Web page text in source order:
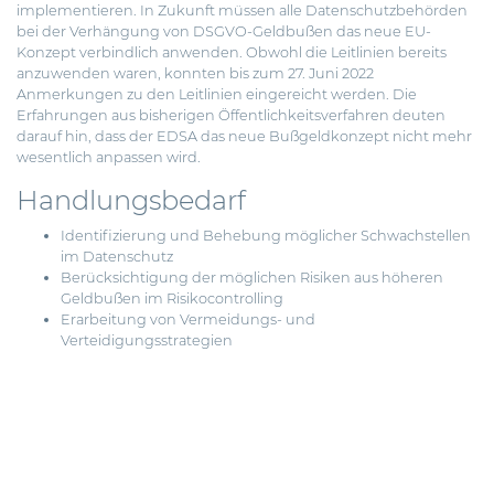
implementieren. In Zukunft müssen alle Datenschutzbehörden
bei der Verhängung von DSGVO-Geldbußen das neue EU-
Konzept verbindlich anwenden. Obwohl die Leitlinien bereits
anzuwenden waren, konnten bis zum 27. Juni 2022
Anmerkungen zu den Leitlinien eingereicht werden. Die
Erfahrungen aus bisherigen Öffentlichkeitsverfahren deuten
darauf hin, dass der EDSA das neue Bußgeldkonzept nicht mehr
wesentlich anpassen wird.
Handlungsbedarf
Identifizierung und Behebung möglicher Schwachstellen
im Datenschutz
Berücksichtigung der möglichen Risiken aus höheren
Geldbußen im Risikocontrolling
Erarbeitung von Vermeidungs- und
Verteidigungsstrategien